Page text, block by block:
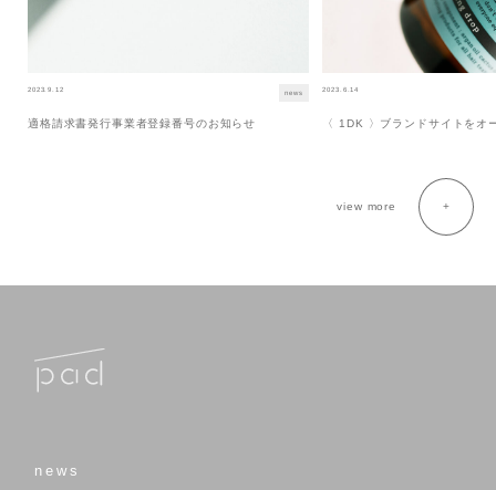
2023.9.12 news
適格請求書発行事業者登録番号のお知らせ
2023.6.14
〈 1DK 〉ブランドサイトをオ
view more
news